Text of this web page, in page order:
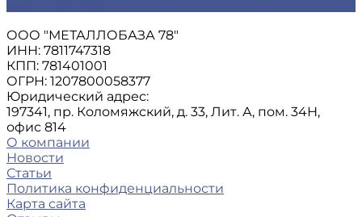
ООО "МЕТАЛЛОБАЗА 78"
ИНН: 7811747318
КПП: 781401001
ОГРН: 1207800058377
Юридический адрес:
197341, пр. Коломяжский, д. 33, Лит. А, пом. 34Н,
офис 814
О компании
Новости
Статьи
Политика конфиденциальности
Карта сайта